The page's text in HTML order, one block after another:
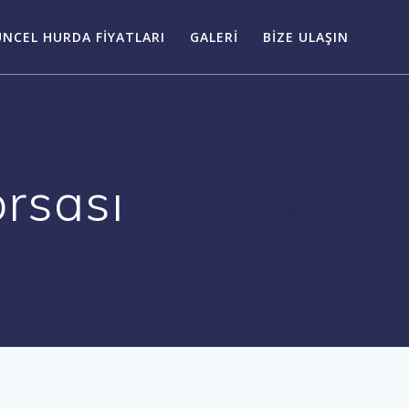
HURDA FIYATLARI GALERI BIZE ULAŞIN